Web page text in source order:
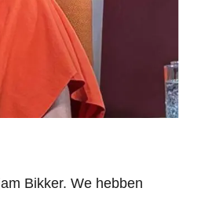
Bikker. We hebben